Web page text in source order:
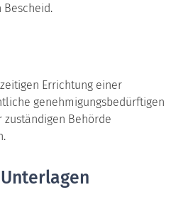
Errichtung einer
genehmigungsbedürftigen
zuständigen Behörde